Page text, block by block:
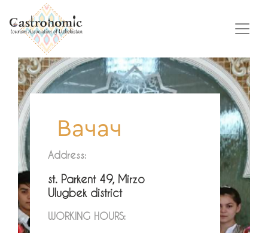
Вачач
Address:
st. Parkent 49, Mirzo
Ulugbek district
WORKING HOURS: